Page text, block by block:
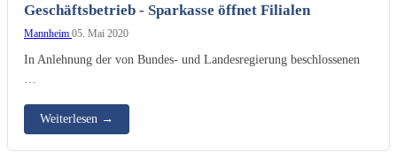
Geschäftsbetrieb - Sparkasse öffnet Filialen
Mannheim 05. Mai 2020
In Anlehnung der von Bundes- und Landesregierung beschlossenen
Weiterlesen →